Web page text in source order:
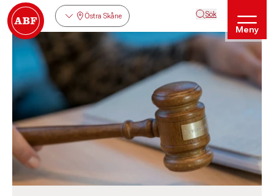
Östra Skåne Sök
Meny